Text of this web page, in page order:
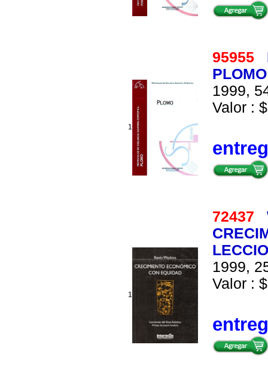
1
95955
PLOMO
1999,
Valor :
1
72437
1999,
Valor :